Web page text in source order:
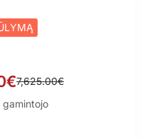
7,625.00€
gamintojo